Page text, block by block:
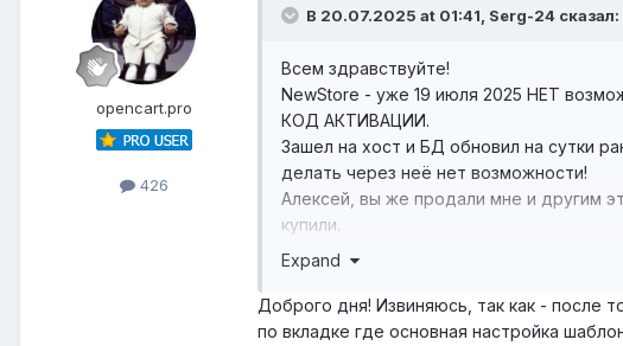
opencart.pro
426
В 20.07.2025 at 01:41, Serg-24 сказал:
Всем здравствуйте!
NewStore - уже 19 июля 2025 НЕТ
КОД АКТИВАЦИИ.
Зашел на хост и БД обновил на сутки
делать через неё нет возможности!
Алексей, вы же продали мне и другим
купили.
Так? так что происходит? Какой еще
Expand
Доброго дня! Извиняюсь, так как - после
по вкладке где основная настройка